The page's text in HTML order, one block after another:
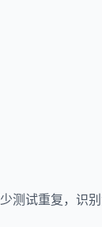
测试重复，识别